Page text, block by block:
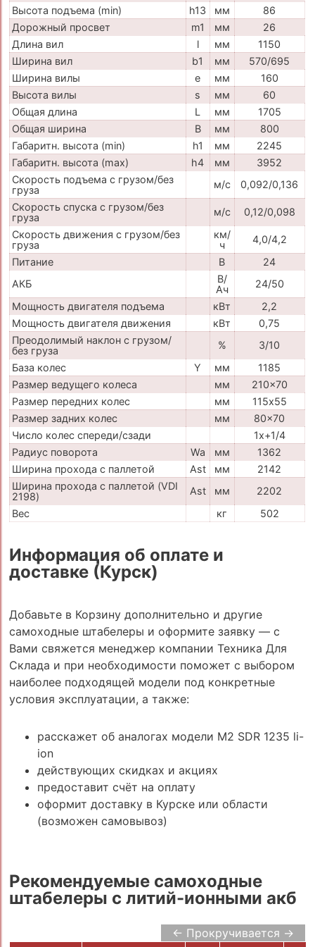
Высота подъема (min) h13 мм
86
Дорожный просвет
m1 мм
26
Длина вил
l мм
1150
Ширина вил
b1 мм
570/695
Ширина вилы
e мм
160
Высота вилы
s мм
60
Общая длина
L мм
1705
Общая ширина
B мм
800
Габаритн. высота (min)
h1 мм
2245
Габаритн. высота (max)
h4 мм
3952
Скорость подъема с грузом/без
груза
м/с
0,092/0,136
Скорость спуска с грузом/без
груза
м/с
0,12/0,098
Скорость движения с грузом/без
груза
км/
ч
4,0/4,2
Питание
В
24
АКБ
В/
Ач
24/50
Мощность двигателя подъема
кВт
2,2
Мощность двигателя движения
кВт
0,75
Преодолимый наклон с грузом/
без груза
%
3/10
База колес
Y мм
1185
Размер ведущего колеса
мм
210x70
Размер передних колес
мм
115х55
Размер задних колес
мм
80x70
Число колес спереди/сзади
1x+1/4
Радиус поворота
Wa мм
1362
Ширина прохода с паллетой
Ast мм
2142
Ширина прохода с паллетой (VDI
2198)
Ast мм
2202
Вес
кг 502
Информация об оплате и
доставке (Курск)
Добавьте в Корзину дополнительно и другие
самоходные штабелеры и оформите заявку — с
Вами свяжется менеджер компании Техника Для
Склада и при необходимости поможет с выбором
наиболее подходящей модели под конкретные
условия эксплуатации, а также:
расскажет об аналогах модели M2 SDR 1235 li-
ion
действующих скидках и акциях
предоставит счёт на оплату
оформит доставку в Курске или области
(возможен самовывоз)
Рекомендуемые самоходные
штабелеры с литий-ионными акб
← Прокручивается →